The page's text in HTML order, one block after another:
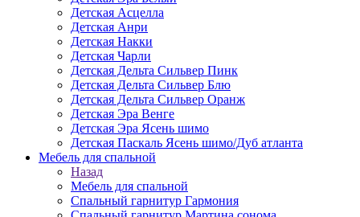
Детская Асцелла
Детская Анри
Детская Накки
Детская Чарли
Детская Дельта Сильвер Пинк
Детская Дельта Сильвер Блю
Детская Дельта Сильвер Оранж
Детская Эра Венге
Детская Эра Ясень шимо
Детская Паскаль Ясень шимо/Дуб атланта
Мебель для спальной
Назад
Мебель для спальной
Спальный гарнитур Гармония